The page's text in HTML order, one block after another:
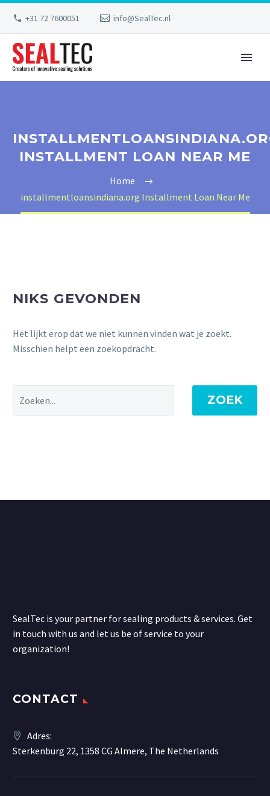
+31 72 7600051 info@SealTec.nl
INSTALLMENT LOAN NEAR ME
Home
installmentloansindiana.org Installment Loan Near Me
NIKS GEVONDEN
Het lijkt erop dat we niet kunnen vinden wat je zoekt.
Misschien helpt een zoekopdracht.
ZOEK
SealTec is your partner for sealing products & services. Get
in touch with us and let us be of service to your
organization!
CONTACT
Adres:
Sterkenburg 22, 1358 CG Almere, The Netherlands